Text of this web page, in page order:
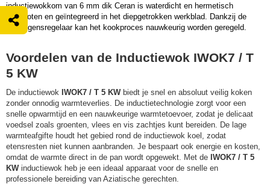
inductiewokkom van 6 mm dik Ceran is waterdicht en hermetisch
afgesloten en geïntegreerd in het diepgetrokken werkblad. Dankzij de
vermogensregelaar kan het kookproces nauwkeurig worden geregeld.
Voordelen van de Inductiewok IWOK7 / T
5 KW
De inductiewok IWOK7 / T 5 KWbiedt je snel en absoluut veilig koken
zonder onnodig warmteverlies. De inductietechnologie zorgt voor een
snelle opwarmtijd en een nauwkeurige warmtetoevoer, zodat je delicaat
voedsel zoals groenten, vlees en vis zachtjes kunt bereiden. De lage
warmteafgifte houdt het gebied rond de inductiewok koel, zodat
etensresten niet kunnen aanbranden. Je bespaart ook energie en kosten,
omdat de warmte direct in de pan wordt opgewekt. Met de IWOK7 / T 5
KWinductiewok heb je een ideaal apparaat voor de snelle en
professionele bereiding van Aziatische gerechten.